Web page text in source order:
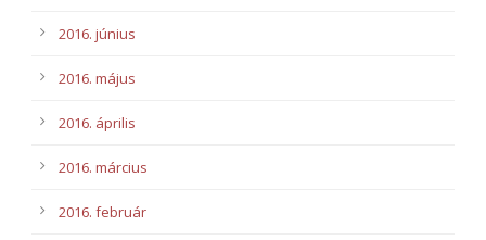
2016. június
2016. május
2016. április
2016. március
2016. február